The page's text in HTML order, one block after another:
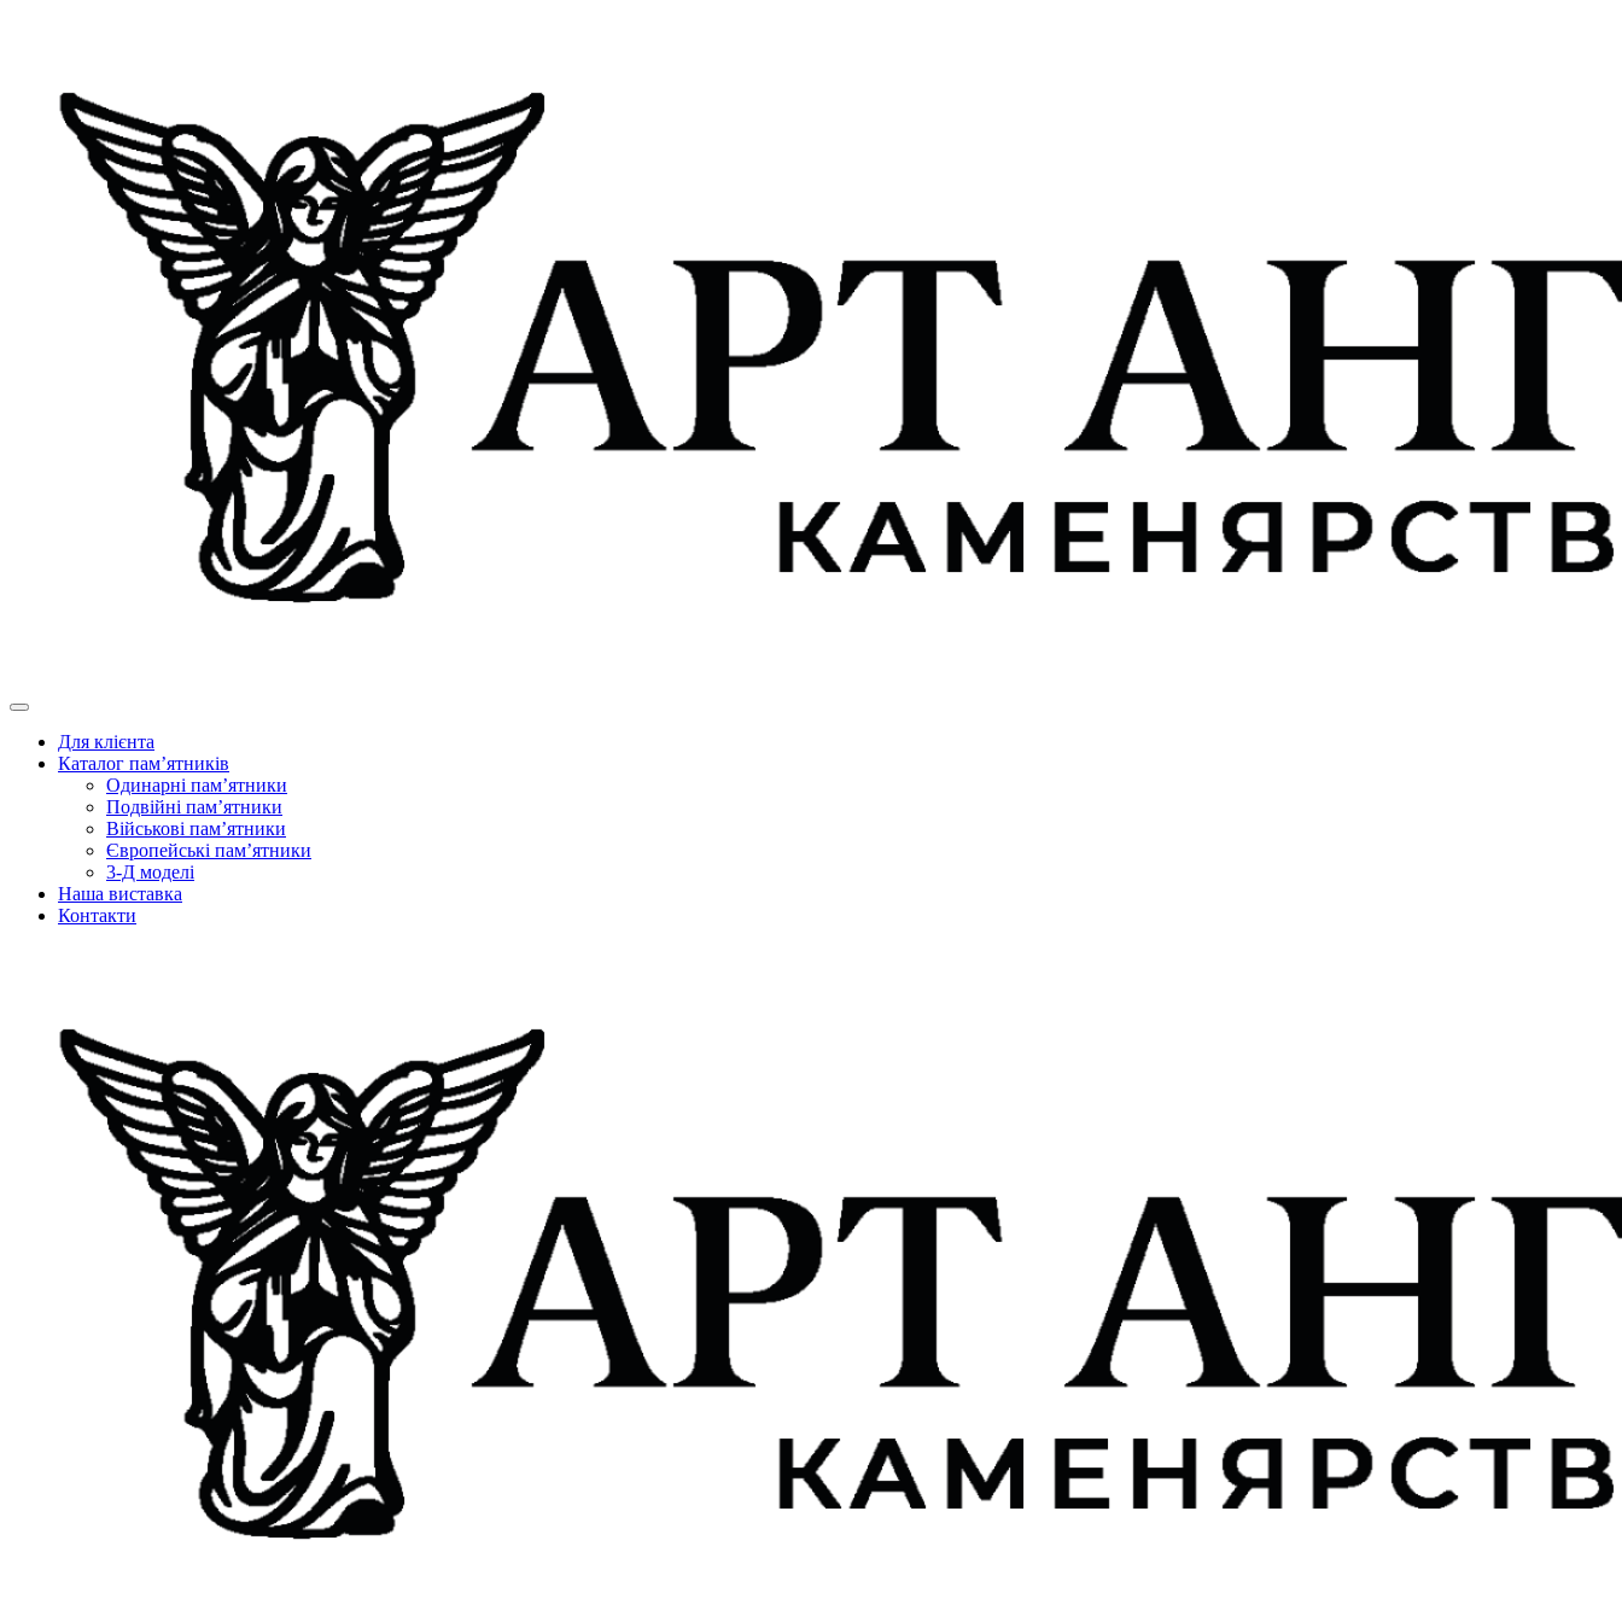
Для клієнта
Каталог пам’ятників
Одинарні пам’ятники
Подвійні пам’ятники
Військові пам’ятники
Європейські пам’ятники
3-Д моделі
Наша виставка
Контакти